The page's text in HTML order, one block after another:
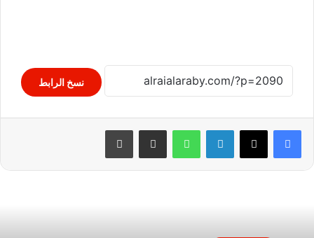
نسخ الرابط
لينكدإن واتساب مشاركة عبر البريد طباعة